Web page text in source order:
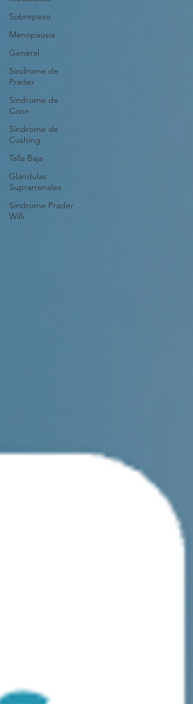
Sobrepeso
Menopausia
General
Síndrome de
Prader
Síndrome de
Conn
Síndrome de
Cushing
Talla Baja
Glandulas
Suprarrenales
Síndrome Prader
Willi